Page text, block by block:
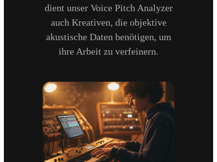
dient unser Voice Pitch Analyzer
auch Kreativen, die objektive
akustische Daten benötigen, um
ihre Arbeit zu verfeinern.